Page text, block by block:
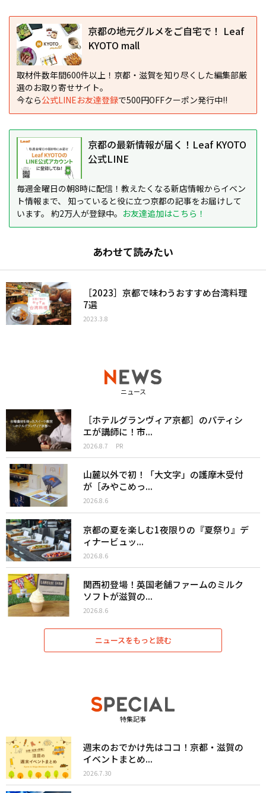
京都の地元グルメをご自宅で！ Leaf
KYOTO mall
取材件数年間600件以上！京都・滋賀を知り尽くした編集部厳
選のお取り寄せサイト。
今なら公式LINEお友達登録で500円OFFクーポン発行中!!
京都の最新情報が届く！Leaf KYOTO
公式LINE
毎週金曜日の朝8時に配信！教えたくなる新店情報からイベン
ト情報まで、 知っていると役に立つ京都の記事をお届けして
います。 約2万人が登録中。 お友達追加はこちら！
あわせて読みたい
［2023］京都で味わうおすすめ台湾料理
7選
2023.3.8
ニュース
［ホテルグランヴィア京都］のパティシ
エが講師に！市...
2026.8.7 PR
山麓以外で初！「大文字」の護摩木受付
が［みやこめっ...
2026.8.6
京都の夏を楽しむ1夜限りの『夏祭り』デ
ィナービュッ...
2026.8.6
関西初登場！英国老舗ファームのミルク
ソフトが滋賀の...
2026.8.6
ニュースをもっと読む
特集記事
週末のおでかけ先はココ！京都・滋賀の
イベントまとめ...
2026.7.30